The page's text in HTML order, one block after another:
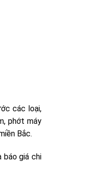
các loại,
phớt máy
Bắc.
báo giá chi